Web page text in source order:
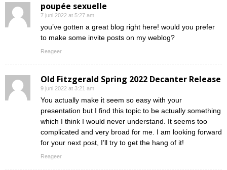
poupée sexuelle
7 juni 2022 at 5:27 am
you’ve gotten a great blog right here! would you prefer
to make some invite posts on my weblog?
Reageer
Old Fitzgerald Spring 2022 Decanter Release
9 juni 2022 at 3:21 am
You actually make it seem so easy with your
presentation but I find this topic to be actually something
which I think I would never understand. It seems too
complicated and very broad for me. I am looking forward
for your next post, I’ll try to get the hang of it!
Reageer